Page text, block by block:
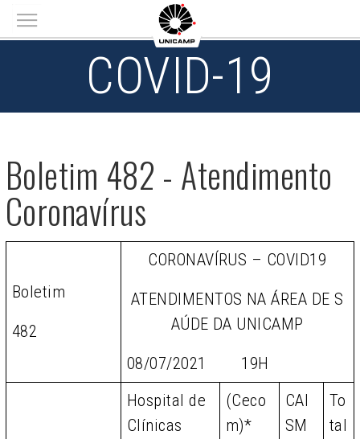
Main menu
COVID-19
Boletim 482 - Atendimento
Coronavírus
Boletim
482
CORONAVÍRUS – COVID19
ATENDIMENTOS NA ÁREA DE S
AÚDE DA UNICAMP
08/07/2021 19H
Hospital de
Clínicas
(Ceco
m)*
CAI
SM
To
tal